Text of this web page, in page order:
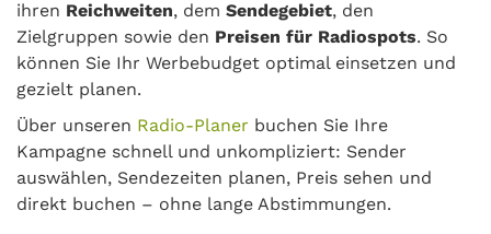
ihren Reichweiten, dem Sendegebiet, den
Zielgruppen sowie den Preisen für Radiospots. So
können Sie Ihr Werbebudget optimal einsetzen und
gezielt planen.
Über unseren Radio-Planer buchen Sie Ihre
Kampagne schnell und unkompliziert: Sender
auswählen, Sendezeiten planen, Preis sehen und
direkt buchen – ohne lange Abstimmungen.